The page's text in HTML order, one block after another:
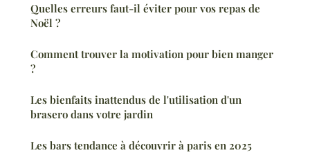
Quelles erreurs faut-il éviter pour vos repas de
Noël ?
Comment trouver la motivation pour bien manger
?
Les bienfaits inattendus de l'utilisation d'un
brasero dans votre jardin
Les bars tendance à découvrir à paris en 2025